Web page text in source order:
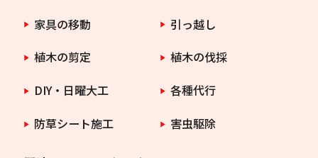
家具の移動
引っ越し
植木の剪定
植木の伐採
DIY・日曜大工
各種代行
防草シート施工
害虫駆除